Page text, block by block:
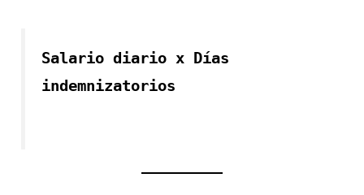
Salario diario x Días
indemnizatorios